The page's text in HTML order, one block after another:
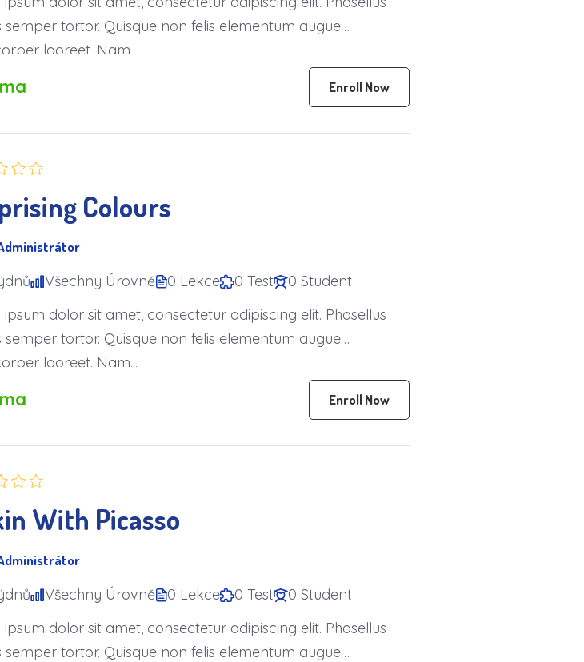
semper tortor. Quisque non felis elementum augue
laoreet. Nam...
Enroll Now
Colours
Všechny Úrovně 0 Lekce 0 Test
0 Student
ipsum dolor sit amet, consectetur adipiscing elit. Phasellus
semper tortor. Quisque non felis elementum augue
laoreet. Nam...
Enroll Now
With Picasso
Všechny Úrovně 0 Lekce 0 Test
0 Student
ipsum dolor sit amet, consectetur adipiscing elit. Phasellus
semper tortor. Quisque non felis elementum augue